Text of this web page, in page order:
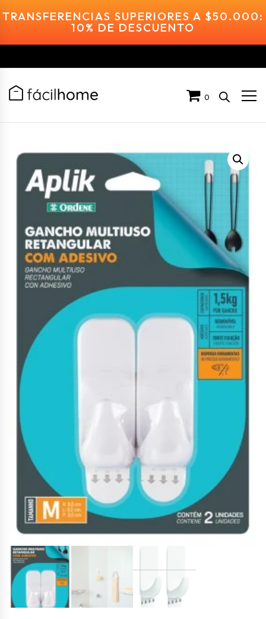
TRANSFERENCIAS SUPERIORES A $50.000:
10% DE DESCUENTO
0